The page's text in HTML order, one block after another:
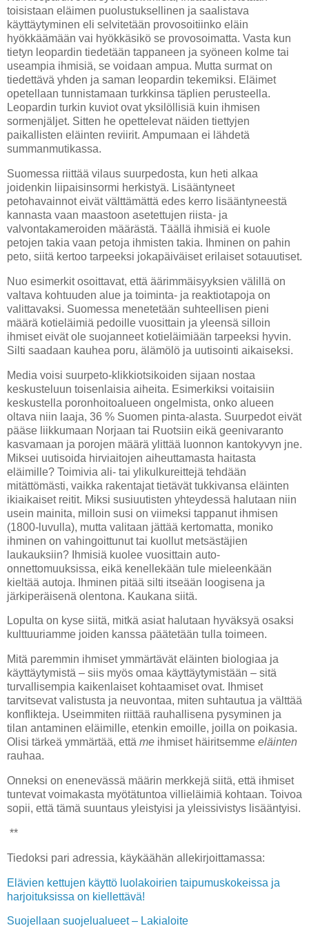
toisistaan eläimen puolustuksellinen ja saalistava
käyttäytyminen eli selvitetään provosoitiinko eläin
hyökkäämään vai hyökkäsikö se provosoimatta. Vasta kun
tietyn leopardin tiedetään tappaneen ja syöneen kolme tai
useampia ihmisiä, se voidaan ampua. Mutta surmat on
tiedettävä yhden ja saman leopardin tekemiksi. Eläimet
opetellaan tunnistamaan turkkinsa täplien perusteella.
Leopardin turkin kuviot ovat yksilöllisiä kuin ihmisen
sormenjäljet. Sitten he opettelevat näiden tiettyjen
paikallisten eläinten reviirit. Ampumaan ei lähdetä
summanmutikassa.
Suomessa riittää vilaus suurpedosta, kun heti alkaa
joidenkin liipaisinsormi herkistyä. Lisääntyneet
petohavainnot eivät välttämättä edes kerro lisääntyneestä
kannasta vaan maastoon asetettujen riista- ja
valvontakameroiden määrästä. Täällä ihmisiä ei kuole
petojen takia vaan petoja ihmisten takia. Ihminen on pahin
peto, siitä kertoo tarpeeksi jokapäiväiset erilaiset sotauutiset.
Nuo esimerkit osoittavat, että äärimmäisyyksien välillä on
valtava kohtuuden alue ja toiminta- ja reaktiotapoja on
valittavaksi. Suomessa menetetään suhteellisen pieni
määrä kotieläimiä pedoille vuosittain ja yleensä silloin
ihmiset eivät ole suojanneet kotieläimiään tarpeeksi hyvin.
Silti saadaan kauhea poru, älämölö ja uutisointi aikaiseksi.
Media voisi suurpeto-klikkiotsikoiden sijaan nostaa
keskusteluun toisenlaisia aiheita. Esimerkiksi voitaisiin
keskustella poronhoitoalueen ongelmista, onko alueen
oltava niin laaja, 36 % Suomen pinta-alasta. Suurpedot eivät
pääse liikkumaan Norjaan tai Ruotsiin eikä geenivaranto
kasvamaan ja porojen määrä ylittää luonnon kantokyvyn jne.
Miksei uutisoida hirviaitojen aiheuttamasta haitasta
eläimille? Toimivia ali- tai ylikulkureittejä tehdään
mitättömästi, vaikka rakentajat tietävät tukkivansa eläinten
ikiaikaiset reitit. Miksi susiuutisten yhteydessä halutaan niin
usein mainita, milloin susi on viimeksi tappanut ihmisen
(1800-luvulla), mutta valitaan jättää kertomatta, moniko
ihminen on vahingoittunut tai kuollut metsästäjien
laukauksiin? Ihmisiä kuolee vuosittain auto-
onnettomuuksissa, eikä kenellekään tule mieleenkään
kieltää autoja. Ihminen pitää silti itseään loogisena ja
järkiperäisenä olentona. Kaukana siitä.
Lopulta on kyse siitä, mitkä asiat halutaan hyväksyä osaksi
kulttuuriamme joiden kanssa päätetään tulla toimeen.
Mitä paremmin ihmiset ymmärtävät eläinten biologiaa ja
käyttäytymistä – siis myös omaa käyttäytymistään – sitä
turvallisempia kaikenlaiset kohtaamiset ovat. Ihmiset
tarvitsevat valistusta ja neuvontaa, miten suhtautua ja välttää
konflikteja. Useimmiten riittää rauhallisena pysyminen ja
tilan antaminen eläimille, etenkin emoille, joilla on poikasia.
Olisi tärkeä ymmärtää, että me ihmiset häiritsemme eläinten
rauhaa.
Onneksi on enenevässä määrin merkkejä siitä, että ihmiset
tuntevat voimakasta myötätuntoa villieläimiä kohtaan. Toivoa
sopii, että tämä suuntaus yleistyisi ja yleissivistys lisääntyisi.
**
Tiedoksi pari adressia, käykäähän allekirjoittamassa:
Elävien kettujen käyttö luolakoirien taipumuskokeissa ja
harjoituksissa on kiellettävä!
Suojellaan suojelualueet – Lakialoite